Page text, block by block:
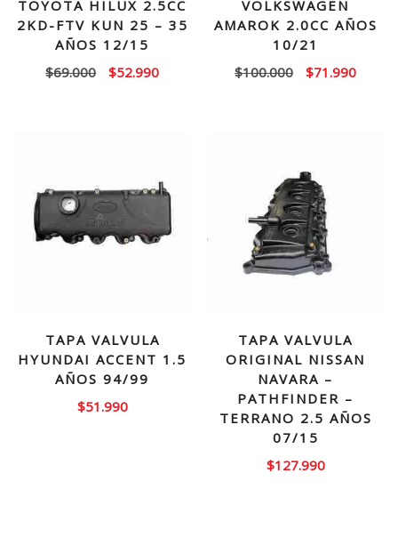
TOYOTA HILUX 2.5CC
2KD-FTV KUN 25 – 35
AÑOS 12/15
$69.000
El
$52.990El
VOLKSWAGEN
AMAROK 2.0CC AÑOS
10/21
$100.000
El
$71.990El
TAPA VALVULA
HYUNDAI ACCENT 1.5
AÑOS 94/99
$51.990
TAPA VALVULA
ORIGINAL NISSAN
NAVARA –
PATHFINDER –
TERRANO 2.5 AÑOS
07/15
$127.990